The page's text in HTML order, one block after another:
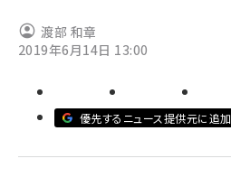
アスクル (1112)
ビィ・フォアード (769)
渡部 和章
2019年6月14日 13:00
優先するニュース提供元に追加